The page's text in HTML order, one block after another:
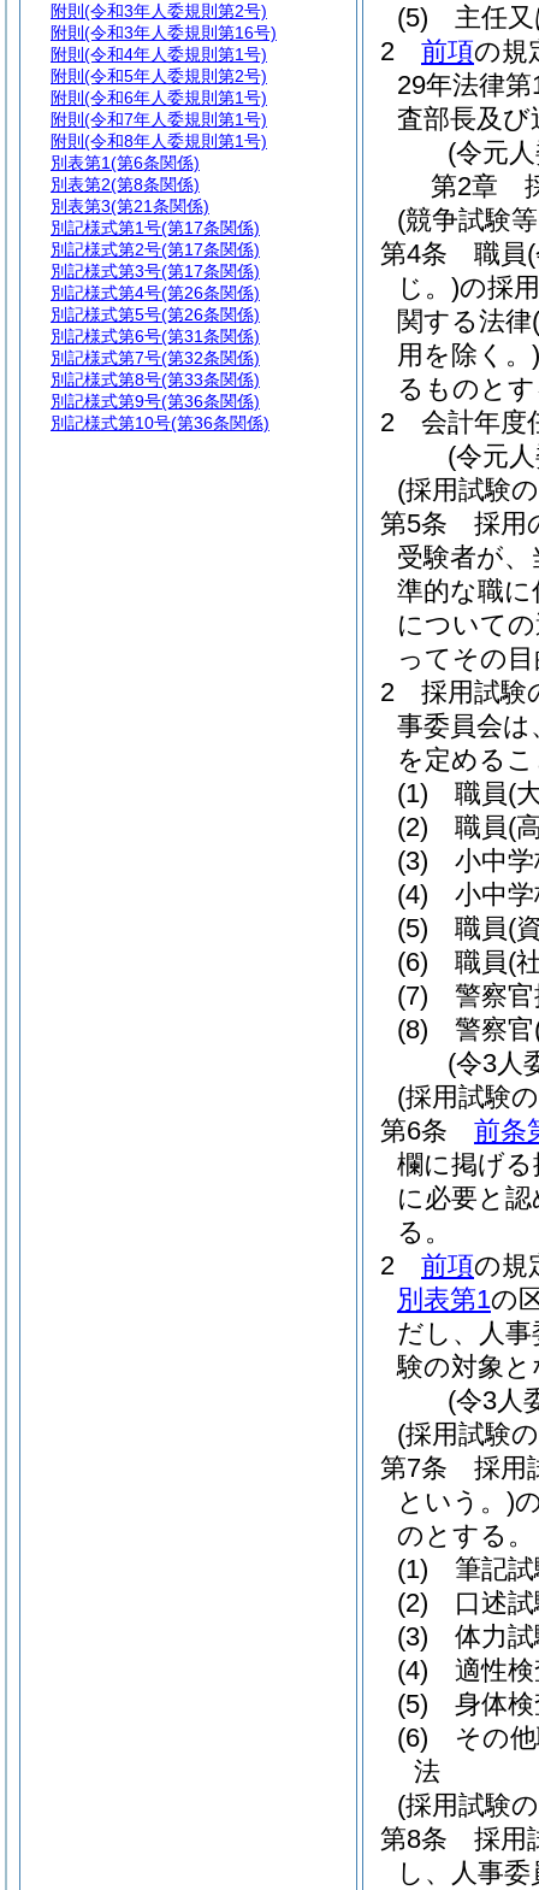
(5)
主任
2
前項の規
29年法律第
査部長及
(令元
第2章
(競争試験
第4条
職員
じ。)の採用
関する法律
用を除く。)
るものと
2
会計年度
(令元
(採用試験
第5条
採用
受験者が
準的な職に
について
ってその
2
採用試験
事委員会
を定める
(1)
職員(
(2)
職員(
(3)
小中
(4)
小中
(5)
職員(
(6)
職員(
(7)
警察
(8)
警察官
(令3人
(採用試験
第6条
前条
欄に掲げ
に必要と
る。
2
前項の規
別表第1の
だし、人
験の対象
(令3人
(採用試験
第7条
採用
という。)
のとする。
(1)
筆記
(2)
口述
(3)
体力
(4)
適性
(5)
身体
(6)
その
法
(採用試験
第8条
採用
し、人事
附則 (令和3年人委規則第2号)
附則 (令和3年人委規則第16号)
附則 (令和4年人委規則第1号)
附則 (令和5年人委規則第2号)
附則 (令和6年人委規則第1号)
附則 (令和7年人委規則第1号)
附則 (令和8年人委規則第1号)
別表第1(第6条関係)
別表第2(第8条関係)
別表第3(第21条関係)
別記様式第1号(第17条関係)
別記様式第2号(第17条関係)
別記様式第3号(第17条関係)
別記様式第4号(第26条関係)
別記様式第5号(第26条関係)
別記様式第6号(第31条関係)
別記様式第7号(第32条関係)
別記様式第8号(第33条関係)
別記様式第9号(第36条関係)
別記様式第10号(第36条関係)